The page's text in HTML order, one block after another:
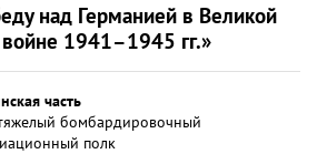
над Германией в Великой
1941–1945 гг.»
часть
бомбардировочный
полк